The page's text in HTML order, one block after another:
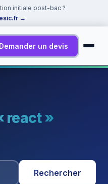
initiale post-bac ?
→
Demander un devis
·
react »
Rechercher